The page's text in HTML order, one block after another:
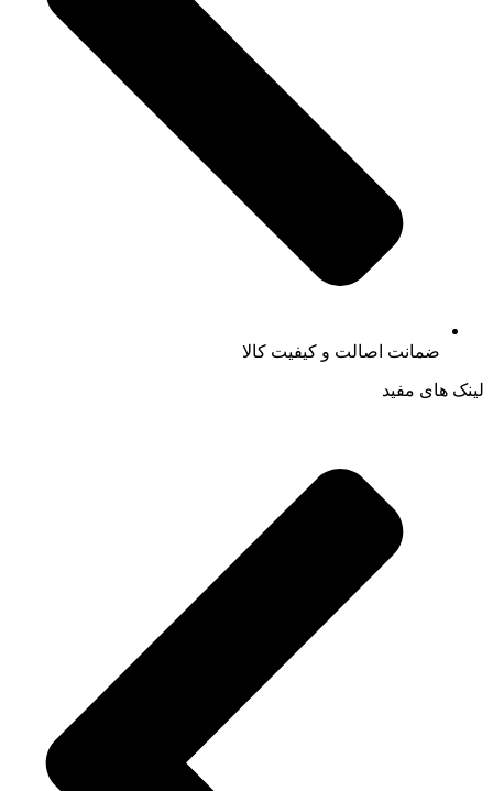
ضمانت اصالت و کیفیت کالا
لینک های مفید